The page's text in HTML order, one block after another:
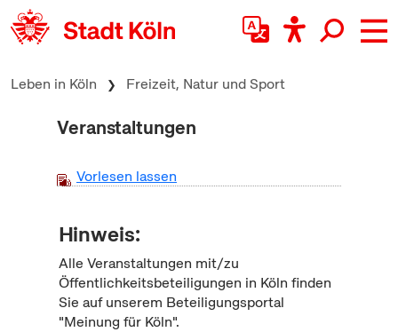
zum Inhalt springen
Leben in Köln Freizeit, Natur und Sport
Veranstaltungen
Vorlesen lassen
Hinweis:
Alle Veranstaltungen mit/zu
Öffentlichkeitsbeteiligungen in Köln finden
Sie auf unserem Beteiligungsportal
"Meinung für Köln".